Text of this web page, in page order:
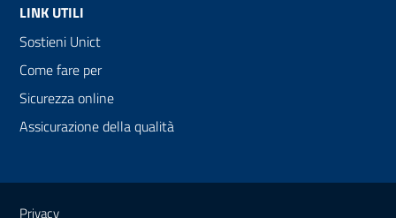
LINK UTILI
Sostieni Unict
Come fare per
Sicurezza online
Assicurazione della qualità
Link e informazioni utili
Privacy